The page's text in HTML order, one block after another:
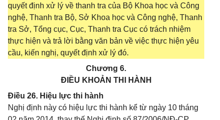
quyết định xử lý về thanh tra của Bộ Khoa học và Công
nghệ, Thanh tra Bộ, Sở Khoa học và Công nghệ, Thanh
tra Sở, Tổng cục, Cục, Thanh tra Cục có trách nhiệm
thực hiện và trả lời bằng văn bản về việc thực hiện yêu
cầu, kiến nghị, quyết định xử lý đó.
Chương 6.
ĐIỀU KHOẢN THI HÀNH
Điều 26. Hiệu lực thi hành
Nghị định này có hiệu lực thi hành kể từ ngày 10 tháng